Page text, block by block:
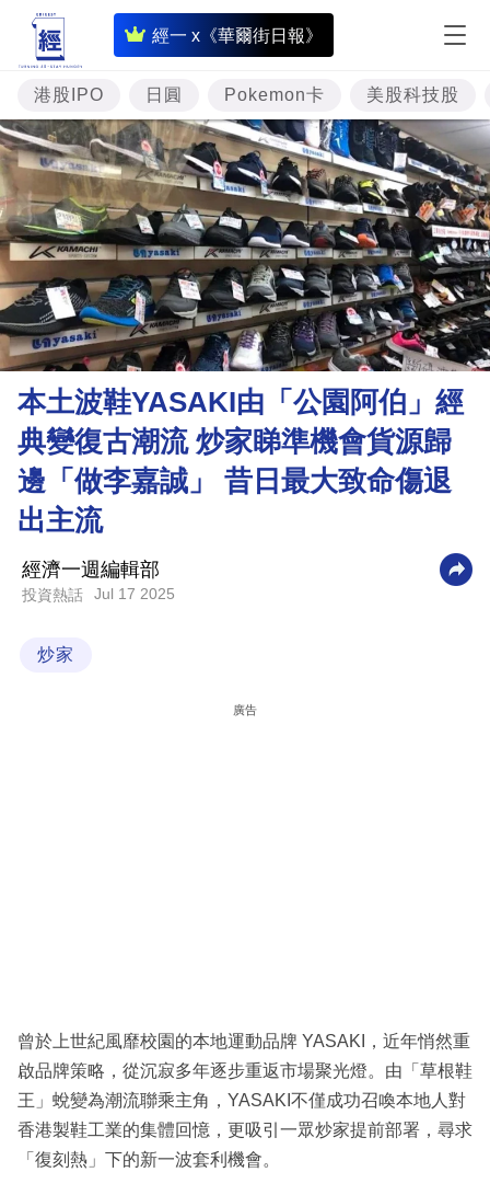
經一 x《華爾街日報》
即
時
財
經
專
題
投
資
樓
市
理
財
商
業
職
港股IPO 日圓 Pokemon卡 美股科技股
本土波鞋YASAKI由「公園阿伯」經
典變復古潮流 炒家睇準機會貨源歸
邊「做李嘉誠」 昔日最大致命傷退
出主流
經濟一週編輯部
投資熱話 Jul 17 2025
炒家
廣告
曾於上世紀風靡校園的本地運動品牌 YASAKI，近年悄然重
啟品牌策略，從沉寂多年逐步重返市場聚光燈。由「草根鞋
王」蛻變為潮流聯乘主角，YASAKI不僅成功召喚本地人對
香港製鞋工業的集體回憶，更吸引一眾炒家提前部署，尋求
「復刻熱」下的新一波套利機會。